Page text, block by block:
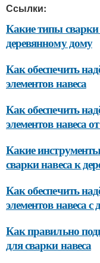
Ссылки:
Какие типы сварки
деревянному дому
Как обеспечить
элементов навеса
Как обеспечить
элементов навеса
Какие
сварки навеса к
Как обеспечить
элементов навеса
Как правильно
для сварки навеса